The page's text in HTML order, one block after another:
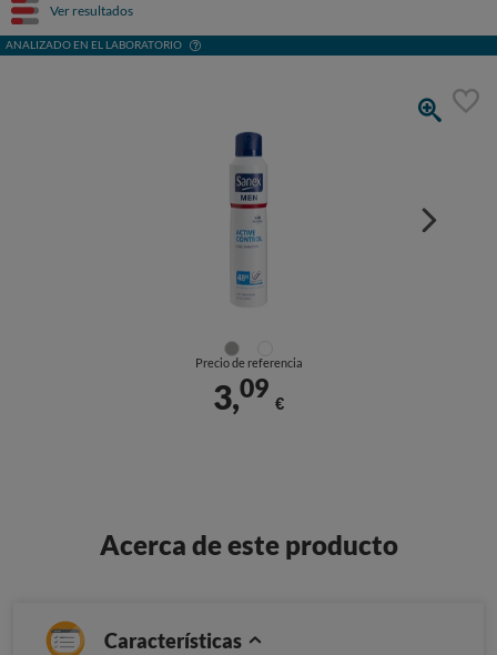
Ver resultados
ANALIZADO EN EL LABORATORIO
Precio de referencia
3,09
€
Acerca de este producto
Características